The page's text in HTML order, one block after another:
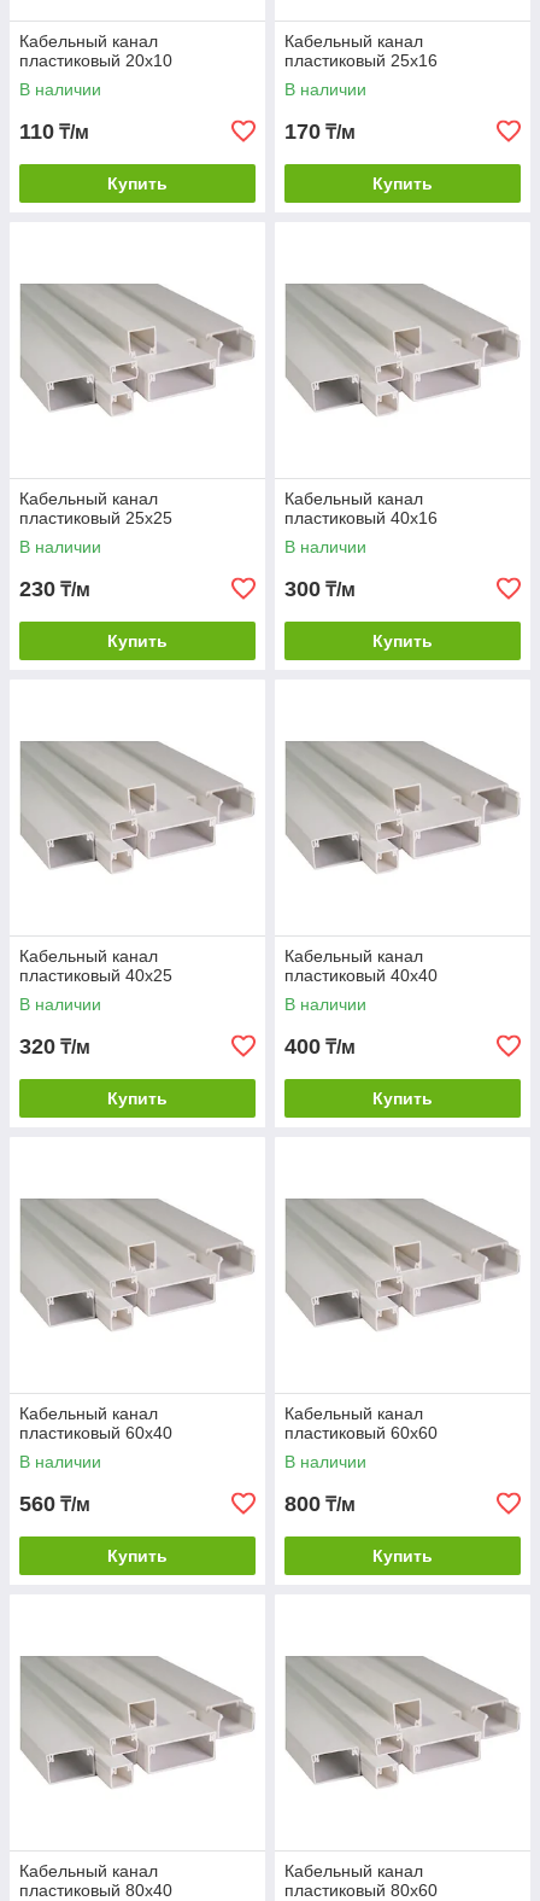
Кабельный канал
пластиковый 20х10
В наличии
110 ₸/м
Купить
Кабельный канал
пластиковый 25х16
В наличии
170 ₸/м
Купить
Кабельный канал
пластиковый 25х25
В наличии
230 ₸/м
Купить
Кабельный канал
пластиковый 40х16
В наличии
300 ₸/м
Купить
Кабельный канал
пластиковый 40х25
В наличии
320 ₸/м
Купить
Кабельный канал
пластиковый 40х40
В наличии
400 ₸/м
Купить
Кабельный канал
пластиковый 60х40
В наличии
560 ₸/м
Купить
Кабельный канал
пластиковый 60х60
В наличии
800 ₸/м
Купить
Кабельный канал
пластиковый 80х40
Кабельный канал
пластиковый 80х60